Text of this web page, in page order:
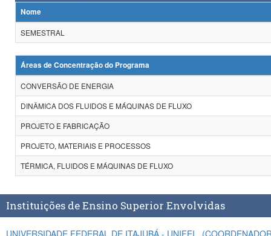
Nome
SEMESTRAL
Áreas de Concentração do Programa
CONVERSÃO DE ENERGIA
DINÂMICA DOS FLUIDOS E MÁQUINAS DE FLUXO
PROJETO E FABRICAÇÃO
PROJETO, MATERIAIS E PROCESSOS
TÉRMICA, FLUIDOS E MÁQUINAS DE FLUXO
Instituições de Ensino Superior Envolvidas
UNIVERSIDADE FEDERAL DE ITAJUBÁ - UNIFEI